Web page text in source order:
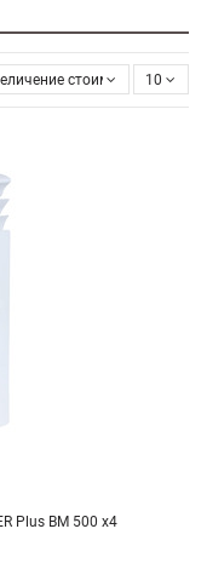
стоимости 10
Plus BM 500 х4